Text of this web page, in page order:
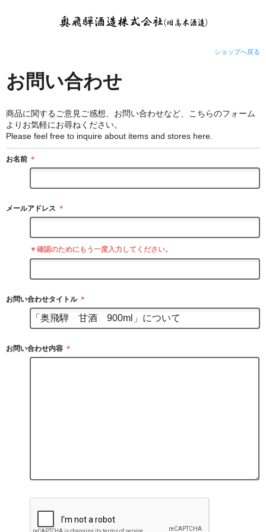
ショップへ戻る
お問い合わせ
商品に関するご意見ご感想、お問い合わせなど、こちらのフォーム
よりお気軽にお尋ねください。
Please feel free to inquire about items and stores here.
お名前 ＊
メールアドレス ＊
▼確認のためにもう一度入力してください。
お問い合わせタイトル ＊
お問い合わせ内容 ＊